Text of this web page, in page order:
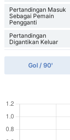
Pertandingan Masuk
Sebagai Pemain
Pengganti
Pertandingan
Digantikan Keluar
Gol / 90'